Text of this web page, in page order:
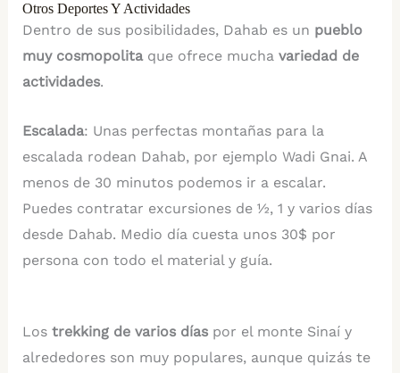
Otros Deportes Y Actividades
Dentro de sus posibilidades, Dahab es un pueblo
muy cosmopolita que ofrece mucha variedad de
actividades.
Escalada: Unas perfectas montañas para la
escalada rodean Dahab, por ejemplo Wadi Gnai. A
menos de 30 minutos podemos ir a escalar.
Puedes contratar excursiones de ½, 1 y varios días
desde Dahab. Medio día cuesta unos 30$ por
persona con todo el material y guía.
Los trekking de varios días por el monte Sinaí y
alrededores son muy populares, aunque quizás te